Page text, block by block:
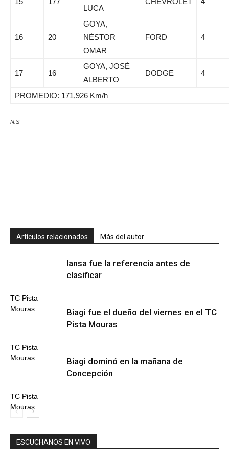
LUCA
16 20
GOYA,
NÉSTOR
OMAR
FORD 4
17 16
GOYA, JOSÉ
ALBERTO
DODGE 4
PROMEDIO: 171,926 Km/h
N.S
Artículos relacionados Más del autor
TC Pista
Mouras
Iansa fue la referencia antes de
clasificar
TC Pista
Mouras
Biagi fue el dueño del viernes en el TC
Pista Mouras
TC Pista
Mouras
Biagi dominó en la mañana de
Concepción
ESCUCHANOS EN VIVO